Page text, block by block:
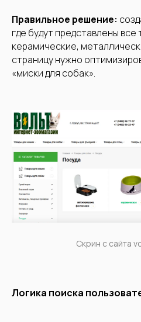
Правильное решение:
где будут представлены все
керамические,
страницу нужно
«миски для собак».
Скрин с сайта
Логика поиска